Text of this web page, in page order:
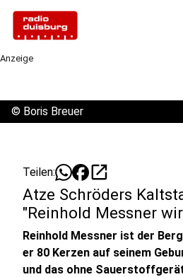
Anzeige
© Boris Breuer
Teilen: open_in_new
Atze Schröders
"Reinhold Messner
Reinhold Messner ist der
er 80 Kerzen auf seinem
und das ohne